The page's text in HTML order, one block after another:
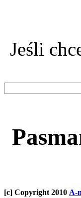
Jeśli
[c] Copyright 2010 A-